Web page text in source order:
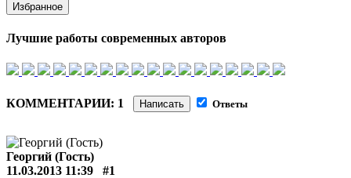
Избранное
Лучшие работы современных авторов
КОММЕНТАРИИ: 1 Написать Ответы
Георгий (Гость)
11.03.2013 11:39
#1